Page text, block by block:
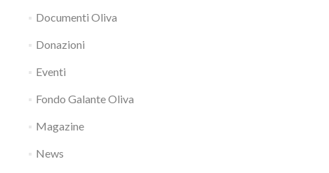
Documenti Oliva
Donazioni
Eventi
Fondo Galante Oliva
Magazine
News